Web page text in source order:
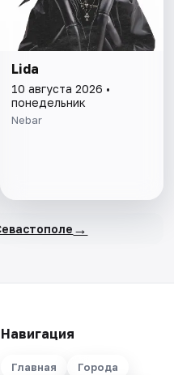
Lida
10 августа 2026 •
понедельник
Nebar
→
Навигация
Главная
Города